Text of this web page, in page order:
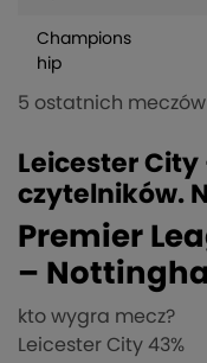
Champions
hip
5 ostatnich
Leicester
czytelników.
Premier
–
kto wygra mecz?
Leicester City 43%